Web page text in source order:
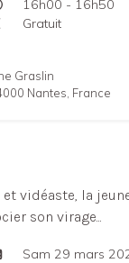
16h00 - 16h50
Gratuit
Graslin
Nantes, France
vidéaste, la
son virage...
Sam 29 mars